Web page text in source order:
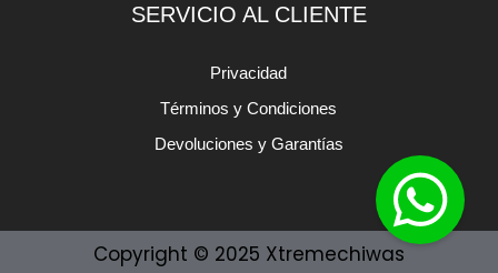
SERVICIO AL CLIENTE
Privacidad
Términos y Condiciones
Devoluciones y Garantías
Copyright © 2025 Xtremechiwas